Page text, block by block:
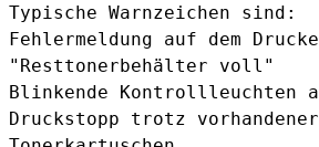
Typische Warnzeichen sind:
Fehlermeldung auf dem
"Resttonerbehälter voll"
Blinkende Kontrollleuchten
Druckstopp trotz vorhandener